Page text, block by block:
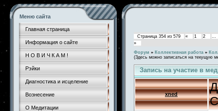
Меню сайта
Главная страница
Информация о сайте
Н О В И Ч К А М !
Рэйки
Диагностика и исцеление
Вознесение
О Медитации
Страница 354 из 579 « 1 2
…
»
Форум » Коллективная работа »
(Здесь можно записаться на текущую
Запись на участие в
xned